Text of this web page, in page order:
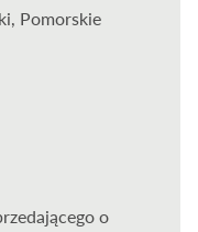
Pomorskie
o